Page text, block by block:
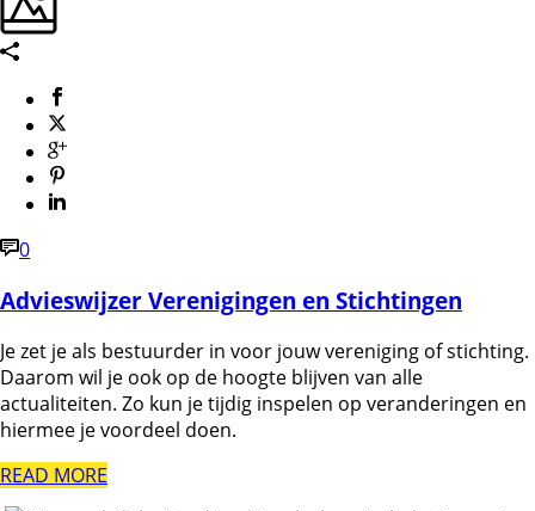
0
Advieswijzer Verenigingen en Stichtingen
Je zet je als bestuurder in voor jouw vereniging of stichting.
Daarom wil je ook op de hoogte blijven van alle
actualiteiten. Zo kun je tijdig inspelen op veranderingen en
hiermee je voordeel doen.
READ MORE